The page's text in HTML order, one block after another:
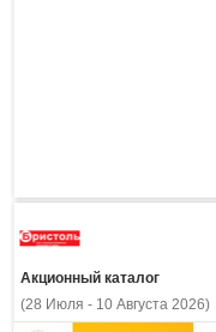
Акционный каталог
(28 Июля - 10 Августа 2026)